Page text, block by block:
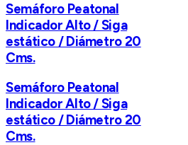
Semáforo Peatonal
Indicador Alto / Siga
estático / Diámetro 20
Cms.
Semáforo Peatonal
Indicador Alto / Siga
estático / Diámetro 20
Cms.